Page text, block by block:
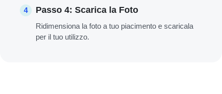
4 Passo 4: Scarica la Foto
Ridimensiona la foto a tuo piacimento e scaricala
per il tuo utilizzo.